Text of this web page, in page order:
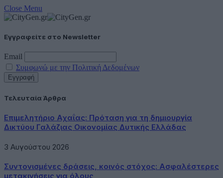
Close Menu
Εγγραφείτε στο Newsletter
Email
Συμφωνώ με την Πολιτική Δεδομένων
Τελευταία Άρθρα
Επιμελητήριο Αχαΐας: Πρόταση για τη δημιουργία
Δικτύου Γαλάζιας Οικονομίας Δυτικής Ελλάδας
3 Αυγούστου 2026
Συντονισμένες δράσεις, κοινός στόχος: Ασφαλέστερες
μετακινήσεις για όλους